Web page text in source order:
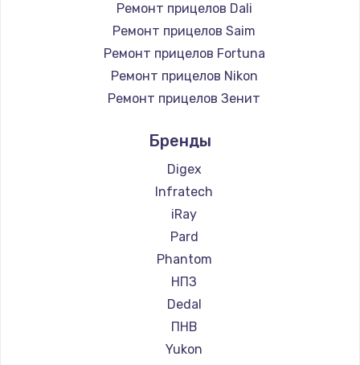
Ремонт прицелов Dali
Ремонт прицелов Saim
Ремонт прицелов Fortuna
Ремонт прицелов Nikon
Ремонт прицелов Зенит
Ремонт прицелов Artelv
Ремонт прицелов Hakko
Ремонт прицелов HALES
Ремонт прицелов Leica
Ремонт прицелов Vector Optics
Ремонт прицелов Carl Zeiss
Ремонт прицелов Zeiss
Ремонт прицелов AGM Global Vision
Ремонт прицелов Pilad
Ремонт прицелов Arkon
Бренды
Digex
Infratech
iRay
Pard
Phantom
НПЗ
Dedal
ПНВ
Yukon